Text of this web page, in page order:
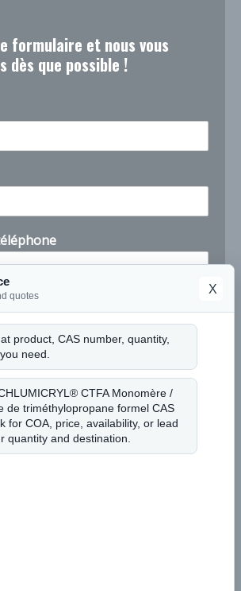
formulaire et nous vous
dès que possible !
le numéro CAS et la quantité
besoin ?*
quotes
X
product, CAS number, quantity,
need.
CTFA Monomère /
de triméthylopropane formel CAS
for COA, price, availability, or lead
quantity and destination.